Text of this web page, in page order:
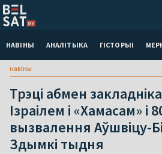
НАВІНЫ АНАЛІТЫКА ГІСТОРЫІ
навіны
Трэці абмен
Ізраілем і «Хамасам» і
вызвалення Аўшвіцу-
Здымкі тыдня